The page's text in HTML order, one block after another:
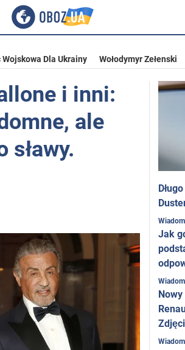
Wojskowa Dla Ukrainy Wołodymyr Zełenski
i inni:
ale
sławy.
Jak